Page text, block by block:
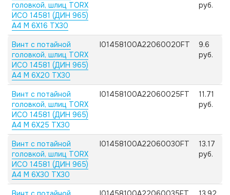
головкой, шлиц TORX
ИСО 14581 (ДИН 965)
А4 M 6X16 TX30
руб.
Винт с потайной
головкой, шлиц TORX
ИСО 14581 (ДИН 965)
А4 M 6X20 TX30
I01458100A22060020FT
9.6
руб.
Винт с потайной
головкой, шлиц TORX
ИСО 14581 (ДИН 965)
А4 M 6X25 TX30
I01458100A22060025FT
11.71
руб.
Винт с потайной
головкой, шлиц TORX
ИСО 14581 (ДИН 965)
А4 M 6X30 TX30
I01458100A22060030FT
13.17
руб.